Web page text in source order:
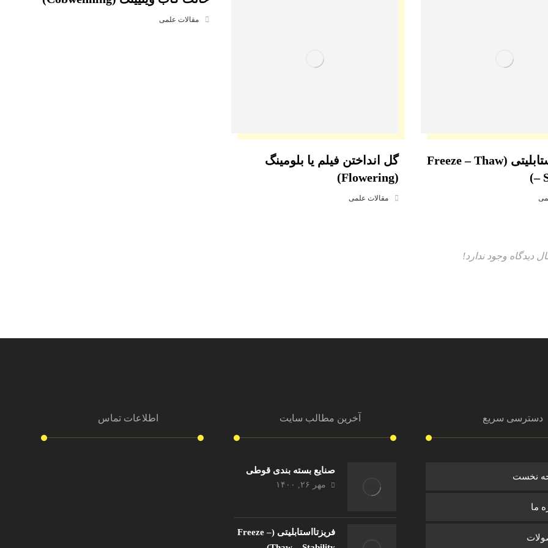
فریزتااستابلیتی (Freeze – Thaw
–
گل انداختن فیلم یا بلومینگ
(Flowering)
مقالات علمی
مقالات علمی
دیدگاه وجود ندارد!
دسترسی سریع
نخست
ما
آخرین مطالب سایت
صنایع بسته بندی قوطی
مهر ۲۶, ۱۴۰۰
فریزتااستابلیتی (Freeze –
اطلاعات تماس